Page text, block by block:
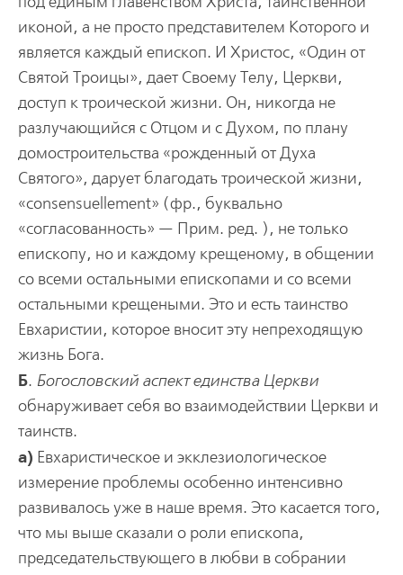
иконой, а не просто представителем Которого и
является каждый епископ. И Христос, «Один от
Святой Троицы», дает Своему Телу, Церкви,
доступ к троической жизни. Он, никогда не
разлучающийся с Отцом и с Духом, по плану
домостроительства «рожденный от Духа
Святого», дарует благодать троической жизни,
«consensuellement» (фр., буквально
«согласованность» — Прим. ред. ), не только
епископу, но и каждому крещеному, в общении
со всеми остальными епископами и со всеми
остальными крещеными. Это и есть таинство
Евхаристии, которое вносит эту непреходящую
жизнь Бога.
Б. Богословский аспект единства Церкви
обнаруживает себя во взаимодействии Церкви и
таинств.
а) Евхаристическое и экклезиологическое
измерение проблемы особенно интенсивно
развивалось уже в наше время. Это касается того,
что мы выше сказали о роли епископа,
председательствующего в любви в собрании